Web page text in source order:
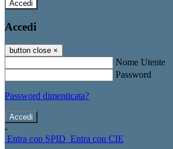
Accedi
Accedi
button close ×
Nome Utente
Password
Password dimenticata?
-
Entra con SPID Entra con CIE